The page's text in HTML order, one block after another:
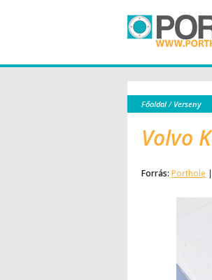
Főoldal/ Verseny
Volvo
Forrás: Porthole